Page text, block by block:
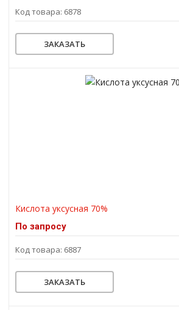
Код товара: 6878
ЗАКАЗАТЬ
Кислота уксусная 70%
По запросу
Код товара: 6887
ЗАКАЗАТЬ